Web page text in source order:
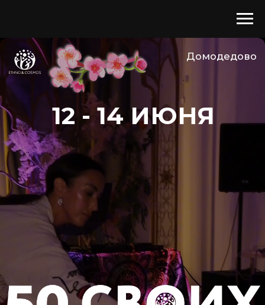
Домодедово
ПРОГРАММА
12 - 14 ИЮНЯ